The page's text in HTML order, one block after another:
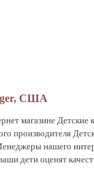
США
магазине
производителя
нашего
дети оценят